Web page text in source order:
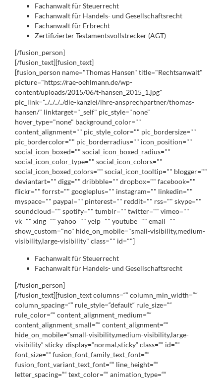
Fachanwalt für Steuerrecht
Fachanwalt für Handels- und Gesellschaftsrecht
Fachanwalt für Erbrecht
Zertifizierter Testamentsvollstrecker (AGT)
[/fusion_person]
[/fusion_text][fusion_text]
[fusion_person name="Thomas Hansen" title="Rechtsanwalt"
picture="https://rae-oehlmann.de/wp-
content/uploads/2015/06/t-hansen_2015_1.jpg"
pic_link="../../../../die-kanzlei/ihre-ansprechpartner/thomas-
hansen/" linktarget="_self" pic_style="none"
hover_type="none" background_color=""
content_alignment="" pic_style_color="" pic_bordersize=""
pic_bordercolor="" pic_borderradius="" icon_position=""
social_icon_boxed="" social_icon_boxed_radius=""
social_icon_color_type="" social_icon_colors=""
social_icon_boxed_colors="" social_icon_tooltip="" blogger=""
deviantart="" digg="" dribbble="" dropbox="" facebook=""
flickr="" forrst="" googleplus="" instagram="" linkedin=""
myspace="" paypal="" pinterest="" reddit="" rss="" skype=""
soundcloud="" spotify="" tumblr="" twitter="" vimeo=""
vk="" xing="" yahoo="" yelp="" youtube="" email=""
show_custom="no" hide_on_mobile="small-visibility,medium-
visibility,large-visibility" class="" id=""]
Fachanwalt für Steuerrecht
Fachanwalt für Handels- und Gesellschaftsrecht
[/fusion_person]
[/fusion_text][fusion_text columns=““ column_min_width=““
column_spacing=““ rule_style=“default“ rule_size=““
rule_color=““ content_alignment_medium=““
content_alignment_small=““ content_alignment=““
hide_on_mobile=“small-visibility,medium-visibility,large-
visibility“ sticky_display=“normal,sticky“ class=““ id=““
font_size=““ fusion_font_family_text_font=““
fusion_font_variant_text_font=““ line_height=““
letter_spacing=““ text_color=““ animation_type=““